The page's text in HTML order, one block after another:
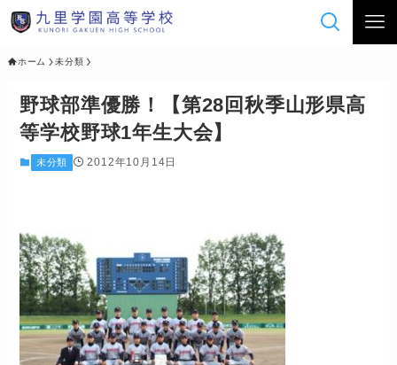
ホーム 未分類
野球部準優勝！【第28回秋季山形県高
等学校野球1年生大会】
未分類 2012年10月14日